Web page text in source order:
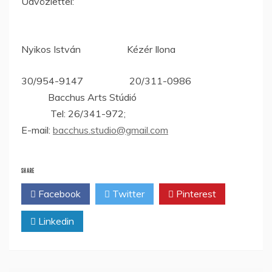
Nyikos István Kézér Ilona
30/954-9147 20/311-0986
Bacchus Arts Stúdió
Tel: 26/341-972;
E-mail: bacchus.studio@gmail.com
SHARE
Facebook Twitter Pinterest
Linkedin